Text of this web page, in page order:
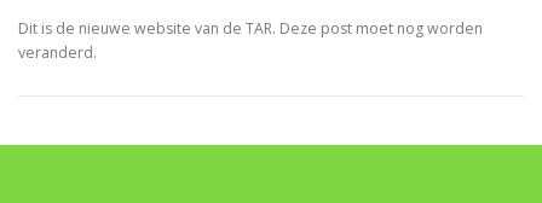
Dit is de nieuwe website van de TAR. Deze post moet nog worden
veranderd.